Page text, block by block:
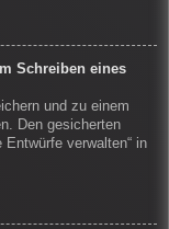
Schreiben eines
und zu einem
Den gesicherten
verwalten“ in